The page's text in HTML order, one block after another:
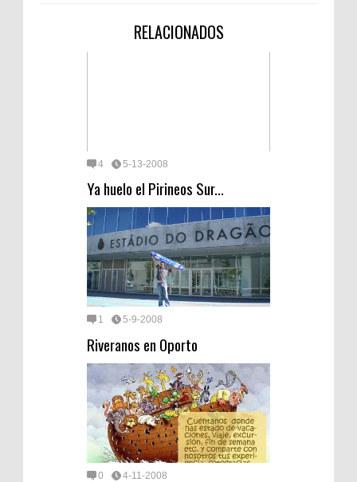
RELACIONADOS
4 5-13-2008
Ya huelo el Pirineos Sur...
1 5-9-2008
Riveranos en Oporto
0 4-11-2008